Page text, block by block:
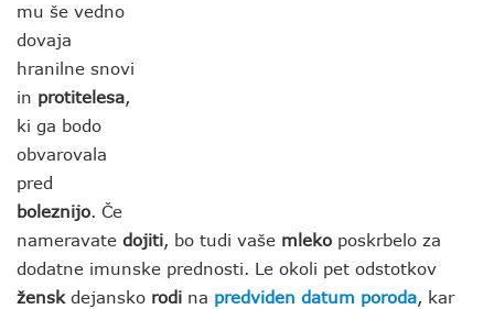
mu še vedno
dovaja
hranilne snovi
in protitelesa,
ki ga bodo
obvarovala
pred
boleznijo. Če
nameravate dojiti, bo tudi vaše mleko poskrbelo za
dodatne imunske prednosti. Le okoli pet odstotkov
ženskdejansko rodi na predviden datum poroda, kar